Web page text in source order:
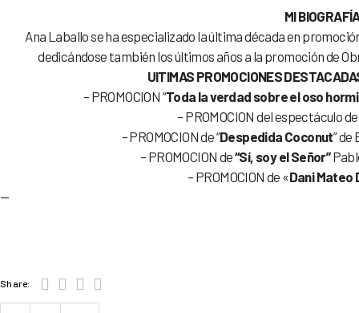
MI
Ana Laballo se ha especializado la última década en
dedicándose también los últimos años a la promoción de
UlTIMAS PROMOCIONES
– PROMOCION “Toda la verdad sobre el oso
– PROMOCION del espectáculo de
– PROMOCION de “Despedida Coconut” de
– PROMOCION de“Sí, soy el Señor”
– PROMOCION de «Dani Mateo
—
Share: